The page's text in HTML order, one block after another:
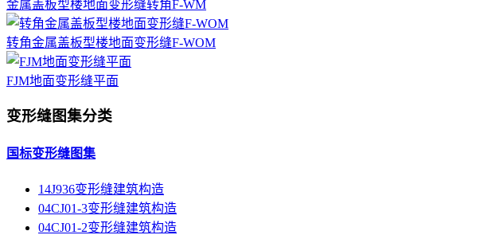
金属盖板型楼地面变形缝转角F-WM
转角金属盖板型楼地面变形缝F-WOM
FJM地面变形缝平面
变形缝图集分类
国标变形缝图集
14J936变形缝建筑构造
04CJ01-3变形缝建筑构造
04CJ01-2变形缝建筑构造